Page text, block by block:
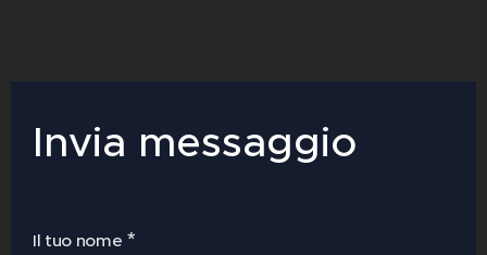
Invia messaggio
Il tuo nome